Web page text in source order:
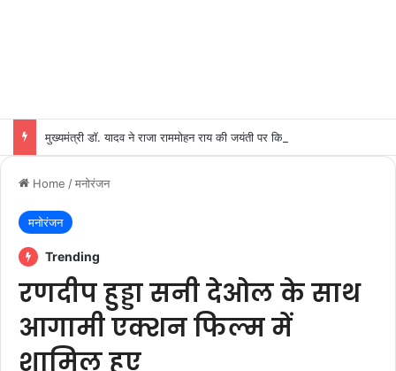
मुख्यमंत्री डॉ. यादव ने राजा राममोहन राय की जयंती पर किया नमन
Home /मनोरंजन
मनोरंजन
Trending
रणदीप हुड्डा सनी देओल के साथ
आगामी एक्शन फिल्म में
शामिल हुए